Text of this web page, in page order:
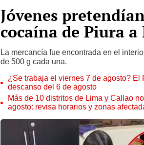
Jóvenes
cocaína de Piura
La mercancía fue encontrada en el
de 500 g cada una.
¿Se trabaja el viernes 7 de agosto?
descanso del 6 de agosto
Más de 10 distritos de Lima y Callao
agosto: revisa horarios y zonas